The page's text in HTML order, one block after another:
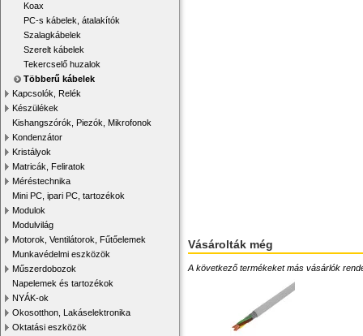
Koax
PC-s kábelek, átalakítók
Szalagkábelek
Szerelt kábelek
Tekercselő huzalok
Többerű kábelek
Kapcsolók, Relék
Készülékek
Kishangszórók, Piezók, Mikrofonok
Kondenzátor
Kristályok
Matricák, Feliratok
Méréstechnika
Mini PC, ipari PC, tartozékok
Modulok
Modulvilág
Motorok, Ventilátorok, Fűtőelemek
Munkavédelmi eszközök
Műszerdobozok
Napelemek és tartozékok
NYÁK-ok
Okosotthon, Lakáselektronika
Oktatási eszközök
Vásárolták még
A következő termékeket más vásárlók